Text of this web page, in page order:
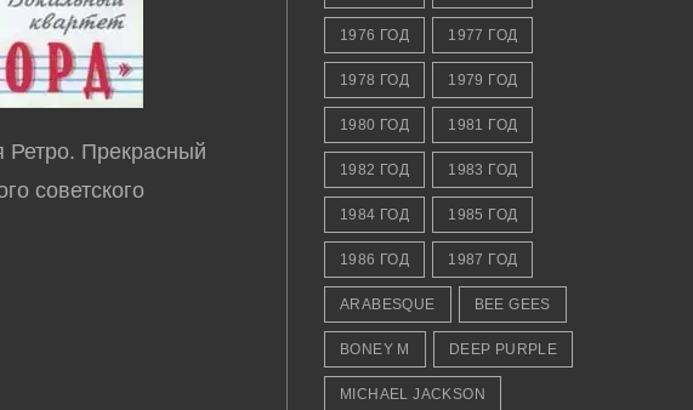
Ретро. Прекрасный
советского
1976 ГОД 1977 ГОД
1978 ГОД 1979 ГОД
1980 ГОД 1981 ГОД
1982 ГОД 1983 ГОД
1984 ГОД 1985 ГОД
1986 ГОД 1987 ГОД
ARABESQUE BEE GEES
BONEY M DEEP PURPLE
MICHAEL JACKSON